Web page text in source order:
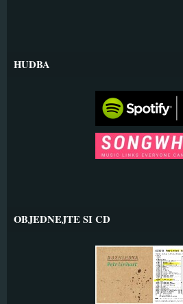
HUDBA
OBJEDNEJTE SI CD